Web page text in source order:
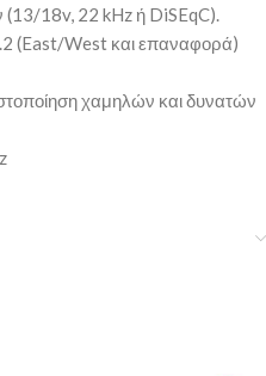
(13/18v, 22 kHz ή DiSEqC).
(East/West και επαναφορά)
χαμηλών και δυνατών